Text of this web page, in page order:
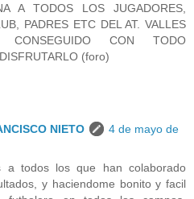
A TODOS LOS JUGADORES,
PADRES ETC DEL AT. VALLES
CON TODO
(foro)
NIETO
4 de mayo de
a todos los que han colaborado
y haciendome bonito y facil